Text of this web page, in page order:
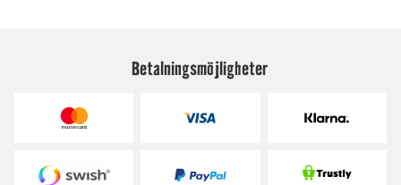
Betalningsmöjligheter